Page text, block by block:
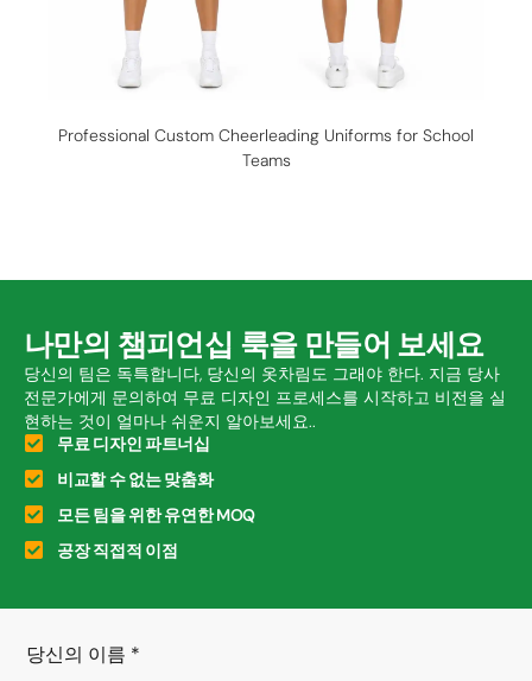
Professional Custom Cheerleading Uniforms for School
Teams
나만의 챔피언십 룩을 만들어 보세요
당신의 팀은 독특합니다, 당신의 옷차림도 그래야 한다. 지금 당사
전문가에게 문의하여 무료 디자인 프로세스를 시작하고 비전을 실
현하는 것이 얼마나 쉬운지 알아보세요..
무료 디자인 파트너십
비교할 수 없는 맞춤화
모든 팀을 위한 유연한 MOQ
공장 직접적 이점
당신의 이름 *